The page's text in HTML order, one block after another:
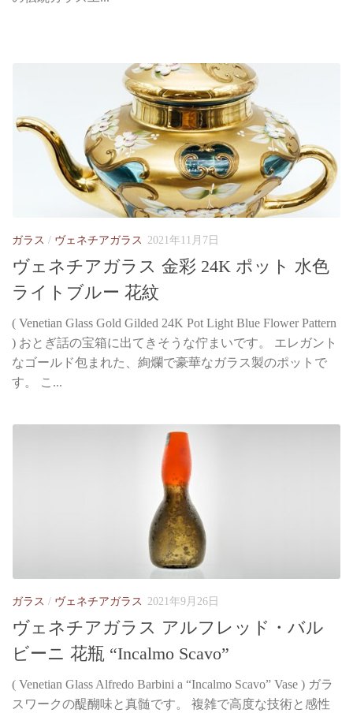
ガラス / ヴェネチアガラス 2021年11月7日
ヴェネチアガラス 金彩 24K ポット 水色
ライトブルー 花紋
( Venetian Glass Gold Gilded 24K Pot Light Blue Flower Pattern
) おとぎ話の宝箱に出てきそうな佇まいです。 エレガント
なゴールド包まれた、絢爛で豪華なガラス製のポットで
す。 こ...
ガラス / ヴェネチアガラス 2021年9月26日
ヴェネチアガラス アルフレッド・バル
ビーニ 花瓶 “Incalmo Scavo”
( Venetian Glass Alfredo Barbini a “Incalmo Scavo” Vase ) ガラ
スワークの醍醐味と真髄です。 複雑で高度な技術と感性